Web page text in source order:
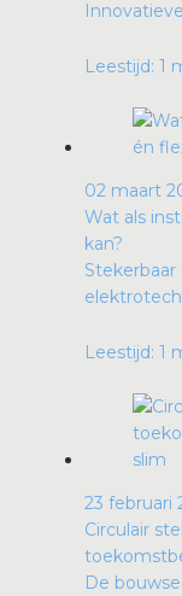
Leestijd: 1
02 maart
Wat als
kan?
Leestijd: 1
23 februari
Circulair
De